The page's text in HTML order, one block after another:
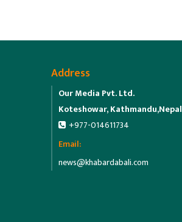
Address
Our Media Pvt. Ltd.
Koteshowar, Kathmandu,Nepal
+977-014611734
Email:
news@khabardabali.com